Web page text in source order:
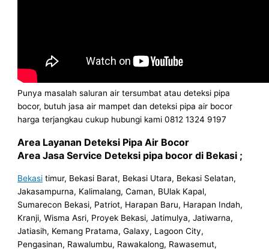
Punya masalah saluran air tersumbat atau deteksi pipa
bocor, butuh jasa air mampet dan deteksi pipa air bocor
harga terjangkau cukup hubungi kami 0812 1324 9197
Area Layanan Deteksi Pipa Air Bocor
Area Jasa Service Deteksi pipa bocor di Bekasi ;
Bekasi timur, Bekasi Barat, Bekasi Utara, Bekasi Selatan,
Jakasampurna, Kalimalang, Caman, BUlak Kapal,
Sumarecon Bekasi, Patriot, Harapan Baru, Harapan Indah,
Kranji, Wisma Asri, Proyek Bekasi, Jatimulya, Jatiwarna,
Jatiasih, Kemang Pratama, Galaxy, Lagoon City,
Pengasinan, Rawalumbu, Rawakalong, Rawasemut,